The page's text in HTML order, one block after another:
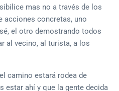
mas no a través de los
acciones concretas, uno
el otro demostrando todos
al vecino, al turista, a los
camino estará rodea de
estar ahí y que la gente decida